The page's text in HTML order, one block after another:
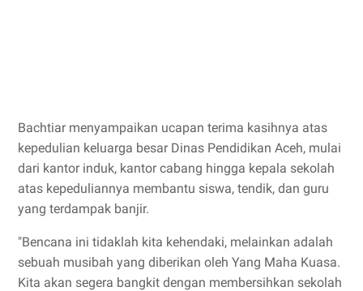
Bachtiar menyampaikan ucapan terima kasihnya atas
kepedulian keluarga besar Dinas Pendidikan Aceh, mulai
dari kantor induk, kantor cabang hingga kepala sekolah
atas kepeduliannya membantu siswa, tendik, dan guru
yang terdampak banjir.
"Bencana ini tidaklah kita kehendaki, melainkan adalah
sebuah musibah yang diberikan oleh Yang Maha Kuasa.
Kita akan segera bangkit dengan membersihkan sekolah